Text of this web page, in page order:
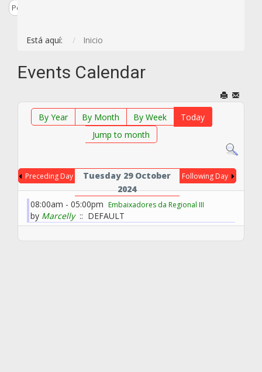
Está aquí: Inicio
Events Calendar
By Year By Month By Week
Today
Jump to month
Preceding Day
Tuesday 29 October
2024
Following Day
08:00am - 05:00pm Embaixadores da Regional III
by Marcelly:: DEFAULT